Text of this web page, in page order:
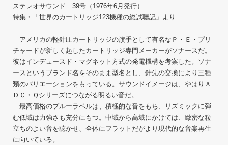
ステレオサウンド 39号（1976年6月発行）
特集・「世界のカートリッジ123機種の総試聴記」より
アメリカの軽針圧カートリッジの旗手として有名なＰ・Ｅ・プリ
チャードが新しく起したカートリッジ専門メーカーがソナースだ。
彼はインデュースド・マグネット方式の発電機構を考案した。ソナ
ースというブランド名をそのまま型名とし、針先の交換により三種
類のバリエーションをもっている。サウンドイメージは、やはりＡ
ＤＣ・Ｑシリーズにつながる明るい音だ。
最高価格のブルーラベルは、積極的な音をもち、リズミックに弾
む低域は力強さも充分にもつ。中域から高域にかけては、緻密な粒
立ちのよい音を聴かせ、全体にフラットだがより現代的な音楽再生
に向いている。